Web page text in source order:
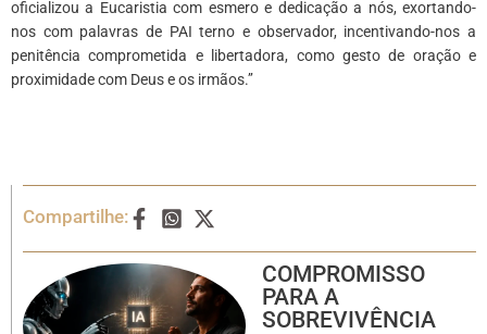
oficializou a Eucaristia com esmero e dedicação a nós, exortando-
nos com palavras de PAI terno e observador, incentivando-nos a
penitência comprometida e libertadora, como gesto de oração e
proximidade com Deus e os irmãos.’’
Compartilhe:
COMPROMISSO
PARA A
SOBREVIVÊNCIA